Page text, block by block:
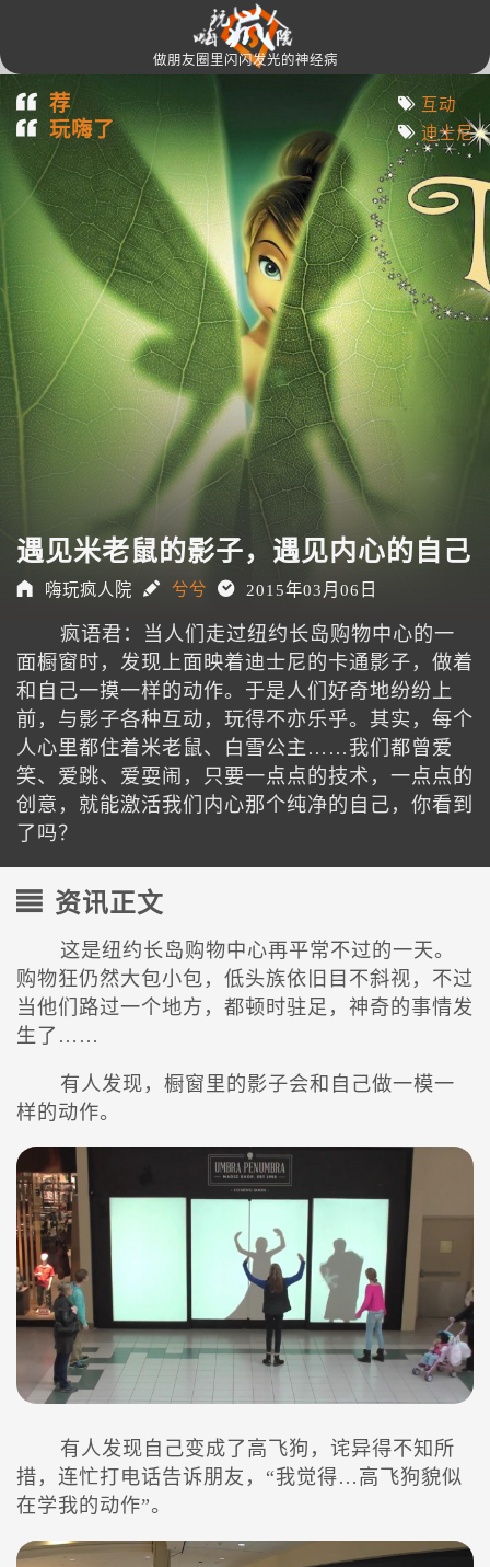
荐
玩嗨了
互动
迪士尼
遇见米老鼠的影子，遇见内心的自己
嗨玩疯人院 兮兮 2015年03月06日
疯语君：当人们走过纽约长岛购物中心的一
面橱窗时，发现上面映着迪士尼的卡通影子，做着
和自己一摸一样的动作。于是人们好奇地纷纷上
前，与影子各种互动，玩得不亦乐乎。其实，每个
人心里都住着米老鼠、白雪公主……我们都曾爱
笑、爱跳、爱耍闹，只要一点点的技术，一点点的
创意，就能激活我们内心那个纯净的自己，你看到
了吗？
资讯正文
这是纽约长岛购物中心再平常不过的一天。
购物狂仍然大包小包，低头族依旧目不斜视，不过
当他们路过一个地方，都顿时驻足，神奇的事情发
生了……
有人发现，橱窗里的影子会和自己做一模一
样的动作。
有人发现自己变成了高飞狗，诧异得不知所
措，连忙打电话告诉朋友，“我觉得…高飞狗貌似
在学我的动作”。
做朋友圈里闪闪发光的神经病